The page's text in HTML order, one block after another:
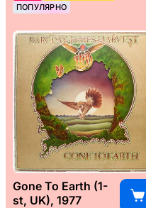
ПОПУЛЯРНО
Gone To Earth (1-
st, UK), 1977